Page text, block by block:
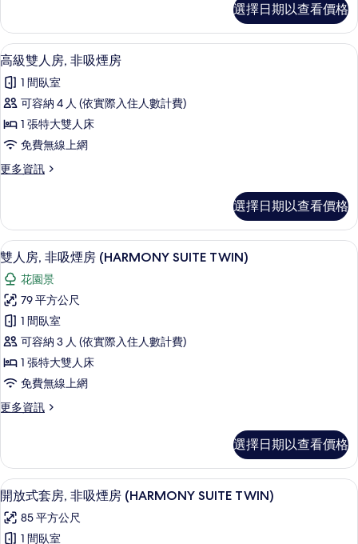
片
套
房
的
情
選擇日期以查看價格
顯
示
高
級
雙
人
房,
吸
煙
房
的
所
有
相
片
高級雙人房, 非吸煙房 | 羽絨被、舒適
8
高級雙人房, 非吸煙房
1 間臥室
可容納 4 人 (依實際入住人數計費)
1 張特大雙人床
免費無線上網
更多資訊
更
雙
人
房,
吸
煙
房
的
詳
情
選擇日期以查看價格
顯
示
雙
人
房,
非
吸
煙
房
TWIN)
的
所
有
雙人房, 非吸煙房 (HARMONY SUITE
16
雙人房, 非吸煙房 (HARMONY SUITE TWIN)
花園景
79 平方公尺
1 間臥室
可容納 3 人 (依實際入住人數計費)
1 張特大雙人床
免費無線上網
更多資訊
更
房,
非
吸
煙
房
(HARMONY
選擇日期以查看價格
顯
示
開
開放式套房, 非吸煙房 (HARMONY
14
開放式套房, 非吸煙房 (HARMONY SUITE TWIN)
85 平方公尺
1 間臥室